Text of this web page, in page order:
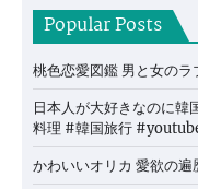
Popular Posts
桃色恋愛図鑑 男と女のラ
日本人が大好きなのに
料理 #韓国旅行
かわいいオリカ 愛欲の遍